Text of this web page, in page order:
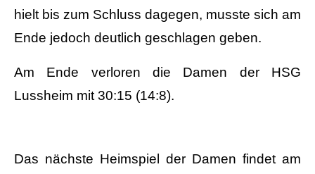
hielt bis zum Schluss dagegen, musste sich am
Ende jedoch deutlich geschlagen geben.
Am Ende verloren die Damen der HSG
Lussheim mit 30:15 (14:8).
Das nächste Heimspiel der Damen findet am